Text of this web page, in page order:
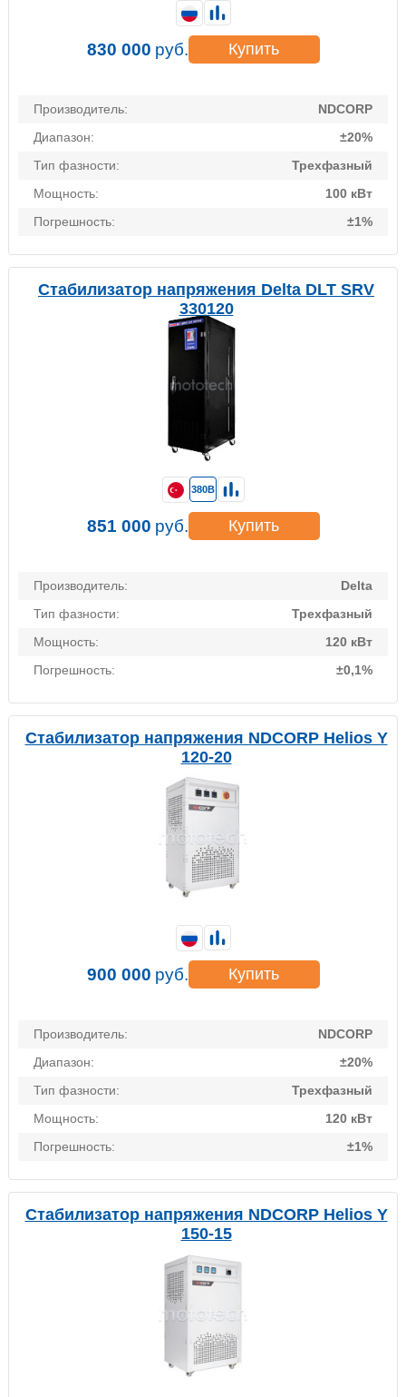
Производитель:
NDCORP
Диапазон:
±20%
Тип фазности:
Трехфазный
Мощность:
100 кВт
Погрешность:
±1%
830 000 руб. Купить
Стабилизатор напряжения Delta DLT SRV
330120
Производитель:
Delta
Тип фазности:
Трехфазный
Мощность:
120 кВт
Погрешность:
±0,1%
380В
851 000 руб. Купить
Стабилизатор напряжения NDCORP Helios Y
120-20
Производитель:
NDCORP
Диапазон:
±20%
Тип фазности:
Трехфазный
Мощность:
120 кВт
Погрешность:
±1%
900 000 руб. Купить
Стабилизатор напряжения NDCORP Helios Y
150-15